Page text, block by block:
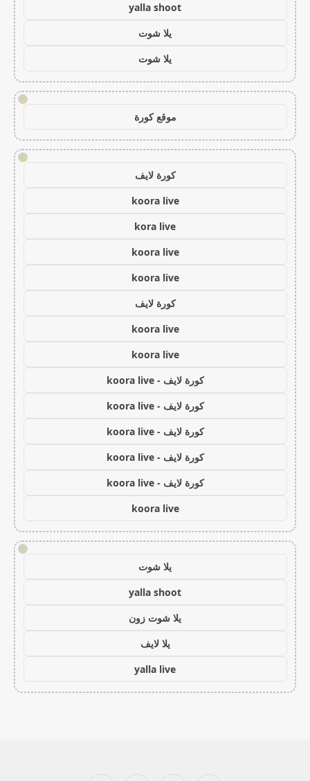
yalla shoot
يلا شوت
يلا شوت
!
موقع كورة
!
كورة لايف
koora live
kora live
koora live
koora live
كورة لايف
koora live
koora live
كورة لايف - koora live
كورة لايف - koora live
كورة لايف - koora live
كورة لايف - koora live
كورة لايف - koora live
koora live
!
يلا شوت
yalla shoot
يلا شوت زون
يلا لايف
yalla live